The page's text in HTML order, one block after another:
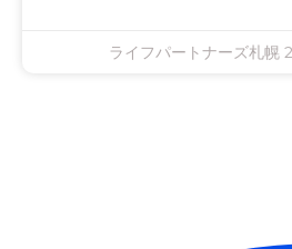
ライフパートナーズ札幌